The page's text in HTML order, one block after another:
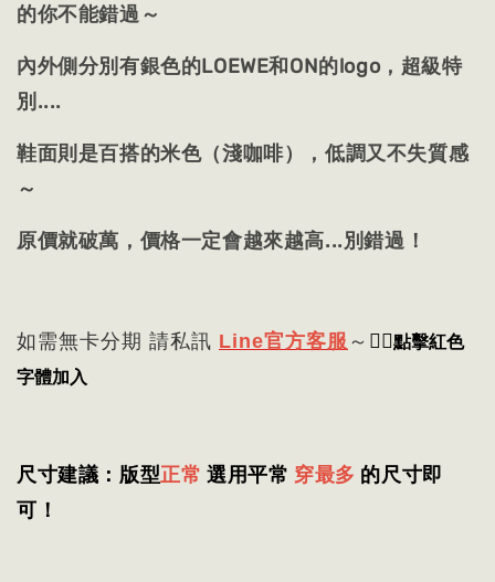
的你不能錯過～
內外側分別有銀色的LOEWE和ON的logo，超級特
別....
鞋面則是百搭的米色（淺咖啡），低調又不失質感
～
原價就破萬，價格一定會越來越高...別錯過！
如需無卡分期 請私訊 Line官方客服 ～ 👈🏻點擊紅色
字體加入
尺寸建議：版型正常 選用平常穿最多 的尺寸即
可！